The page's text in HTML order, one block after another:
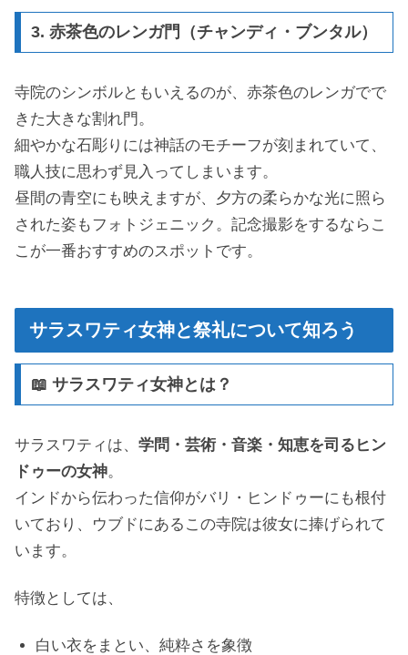
3. 赤茶色のレンガ門（チャンディ・ブンタル）
寺院のシンボルともいえるのが、赤茶色のレンガでで
きた大きな割れ門。
細やかな石彫りには神話のモチーフが刻まれていて、
職人技に思わず見入ってしまいます。
昼間の青空にも映えますが、夕方の柔らかな光に照ら
された姿もフォトジェニック。記念撮影をするならこ
こが一番おすすめのスポットです。
サラスワティ女神と祭礼について知ろう
📖 サラスワティ女神とは？
サラスワティは、 学問・芸術・音楽・知恵を司るヒン
ドゥーの女神。
インドから伝わった信仰がバリ・ヒンドゥーにも根付
いており、ウブドにあるこの寺院は彼女に捧げられて
います。
特徴としては、
白い衣をまとい、純粋さを象徴